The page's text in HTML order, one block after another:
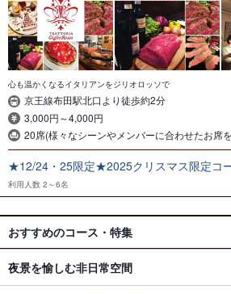
心も温かくなるイタリアンをジリオロッソで
京王線布田駅北口より徒歩約2分
3,000円～4,000円
20席(様々なシーンやメンバーに合わせたお席
★12/24・25限定★2025クリスマス限定コ
利用人数 2～6名
おすすめのコース・特集
夜景を愉しむ非日常空間